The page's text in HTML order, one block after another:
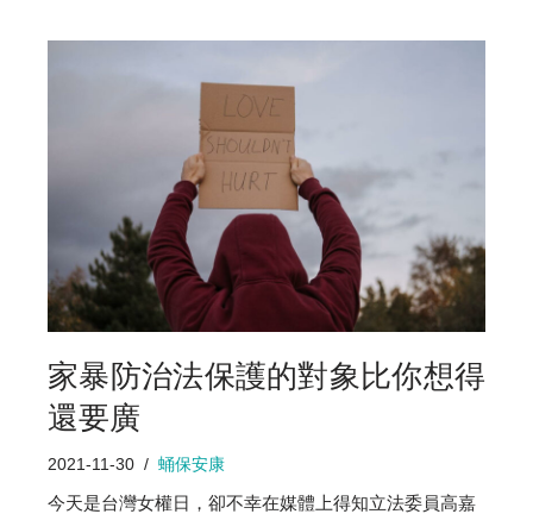
家暴防治法保護的對象比你想得
還要廣
2021-11-30 蛹保安康
今天是台灣女權日，卻不幸在媒體上得知立法委員高嘉